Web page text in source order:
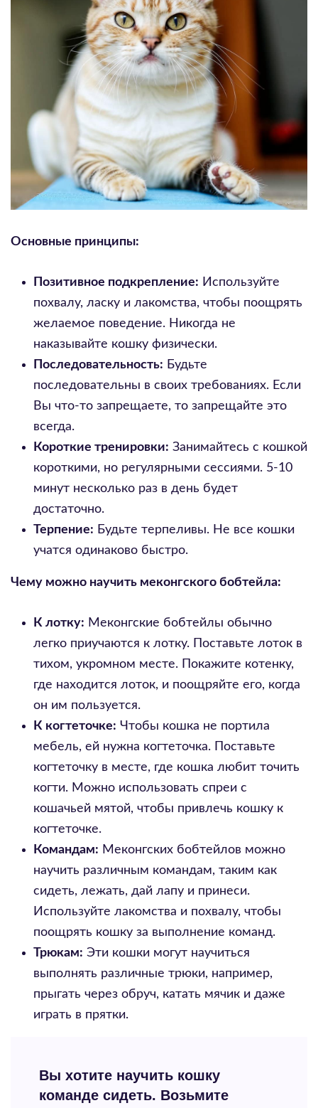
Основные принципы:
Позитивное подкрепление: Используйте
похвалу, ласку и лакомства, чтобы поощрять
желаемое поведение. Никогда не
наказывайте кошку физически.
Последовательность: Будьте
последовательны в своих требованиях. Если
Вы что-то запрещаете, то запрещайте это
всегда.
Короткие тренировки: Занимайтесь с кошкой
короткими, но регулярными сессиями. 5-10
минут несколько раз в день будет
достаточно.
Терпение: Будьте терпеливы. Не все кошки
учатся одинаково быстро.
Чему можно научить меконгского бобтейла:
К лотку: Меконгские бобтейлы обычно
легко приучаются к лотку. Поставьте лоток в
тихом, укромном месте. Покажите котенку,
где находится лоток, и поощряйте его, когда
он им пользуется.
К когтеточке: Чтобы кошка не портила
мебель, ей нужна когтеточка. Поставьте
когтеточку в месте, где кошка любит точить
когти. Можно использовать спреи с
кошачьей мятой, чтобы привлечь кошку к
когтеточке.
Командам: Меконгских бобтейлов можно
научить различным командам, таким как
сидеть, лежать, дай лапу и принеси.
Используйте лакомства и похвалу, чтобы
поощрять кошку за выполнение команд.
Трюкам: Эти кошки могут научиться
выполнять различные трюки, например,
прыгать через обруч, катать мячик и даже
играть в прятки.
Вы хотите научить кошку
команде сидеть. Возьмите